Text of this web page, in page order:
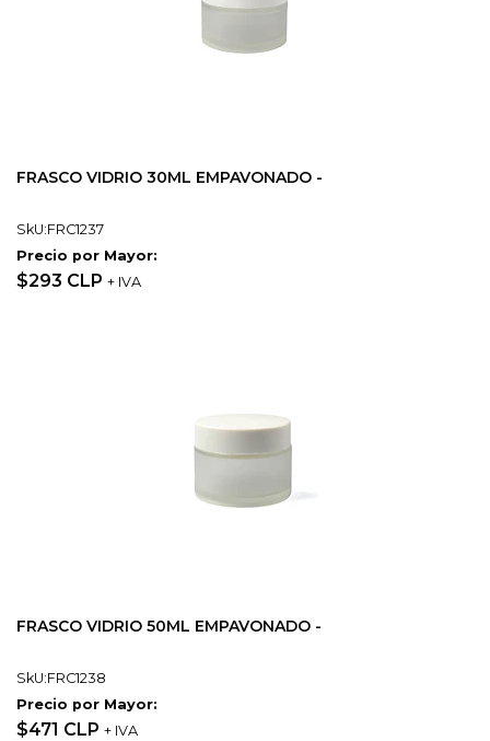
FRASCO VIDRIO 30ML EMPAVONADO -
SkU:FRC1237
Precio por Mayor:
$293 CLP + IVA
FRASCO VIDRIO 50ML EMPAVONADO -
SkU:FRC1238
Precio por Mayor:
$471 CLP + IVA